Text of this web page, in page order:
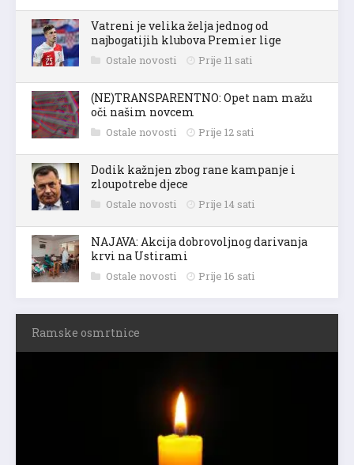
Vatreni je velika želja jednog od
najbogatijih klubova Premier lige
Ostale novosti Prije 11 sati
(NE)TRANSPARENTNO: Opet nam mažu
oči našim novcem
Ostale novosti Prije 12 sati
Dodik kažnjen zbog rane kampanje i
zloupotrebe djece
Ostale novosti Prije 14 sati
NAJAVA: Akcija dobrovoljnog darivanja
krvi na Ustirami
Ostale novosti Prije 16 sati
Ramske osmrtnice